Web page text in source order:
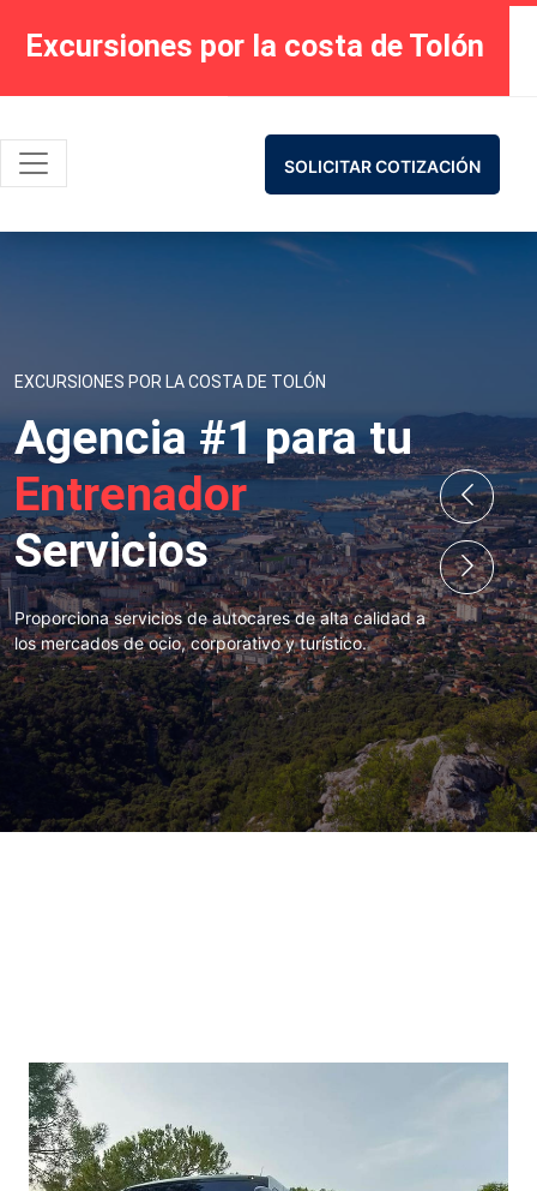
Excursiones por la costa de Tolón
SOLICITAR COTIZACIÓN
EXCURSIONES POR LA COSTA DE TOLÓN
Agencia #1 para tu
Entrenador
Servicios
Proporciona servicios de autocares de alta calidad a
los mercados de ocio, corporativo y turístico.